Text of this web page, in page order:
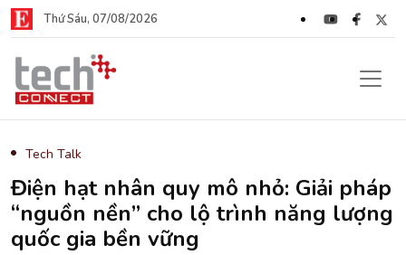
Thứ Sáu, 07/08/2026
Tech Talk
Điện hạt nhân quy mô nhỏ: Giải pháp
“nguồn nền” cho lộ trình năng lượng
quốc gia bền vững